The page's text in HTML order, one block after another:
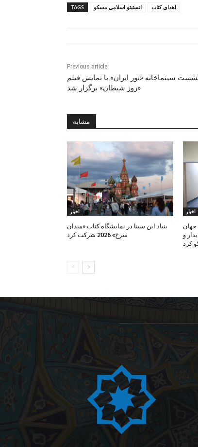
TAGS انستیتو اسلامی مسکو اهدای کتاب
Previous article
سینماخانه «نور ایران» با نمایش فیلم
«روز شیطان» برگزار شد
مشابه
اخبار
بنیاد ابن‌ سینا در نمایشگاه کتاب «میدان
سرخ» 2026 شرکت کرد
اخبار
جهان
و
کرد